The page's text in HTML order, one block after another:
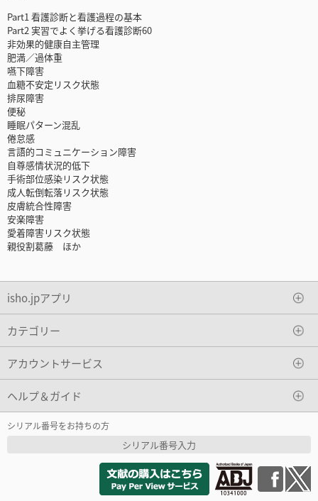
Part1 看護診断と看護過程の基本
Part2 実習でよく挙げる看護診断60
非効果的健康自主管理
肥満／過体重
嚥下障害
血糖不安定リスク状態
排尿障害
便秘
睡眠パターン混乱
倦怠感
言語的コミュニケーション障害
自尊感情状況的低下
手術部位感染リスク状態
成人転倒転落リスク状態
皮膚統合性障害
安楽障害
愛着障害リスク状態
親役割葛藤 ほか
isho.jpアプリ
カテゴリー
アカウントサービス
ヘルプ＆ガイド
シリアル番号をお持ちの方
シリアル番号入力